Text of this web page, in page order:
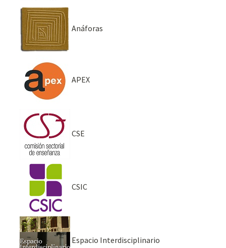
Anáforas
APEX
CSE
CSIC
Espacio Interdisciplinario